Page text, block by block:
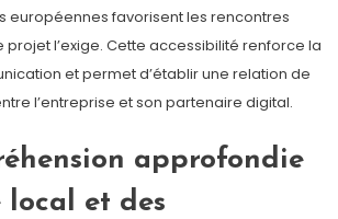
européennes favorisent les rencontres
l’exige. Cette accessibilité renforce la
et permet d’établir une relation de
l’entreprise et son partenaire digital.
approfondie
local et des